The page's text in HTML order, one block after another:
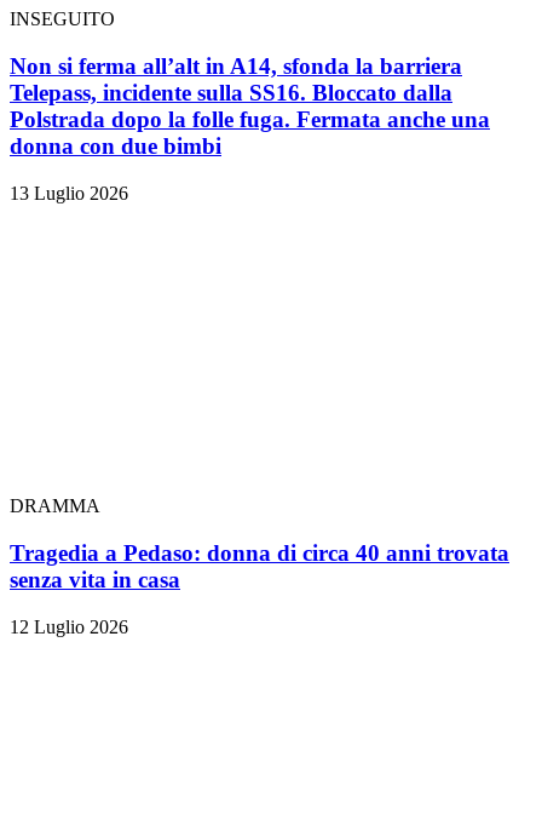
INSEGUITO
Non si ferma all’alt in A14, sfonda la barriera
Telepass, incidente sulla SS16. Bloccato dalla
Polstrada dopo la folle fuga. Fermata anche una
donna con due bimbi
13 Luglio 2026
DRAMMA
Tragedia a Pedaso: donna di circa 40 anni trovata
senza vita in casa
12 Luglio 2026